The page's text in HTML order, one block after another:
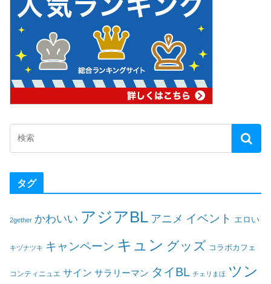
タグ
2gether かわいい アジアBL アニメ イベント エロい
キヅナツキ キャンペーン キュン グッズ コラボカフェ
コンティニュエ サイン サラリーマン タイBL チェリまほ ツン